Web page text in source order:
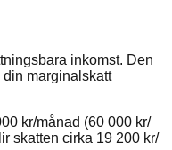
inkomst. Den
marginalskatt
kr/månad (60 000 kr/
skatten cirka 19 200 kr/